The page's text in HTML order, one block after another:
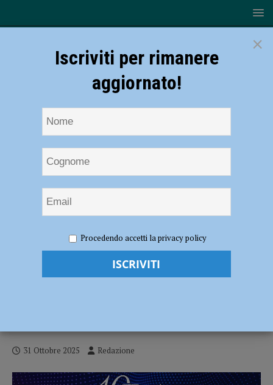
L’Assigeco vuole subito rialzare la testa nella sfida interna contro
Piazza Armerina – AUDIO
Serie B – L’Assigeco vuole subito rialzare
31 Ottobre 2025 Redazione
×
Iscriviti per rimanere
aggiornato!
Procedendo accetti la privacy policy